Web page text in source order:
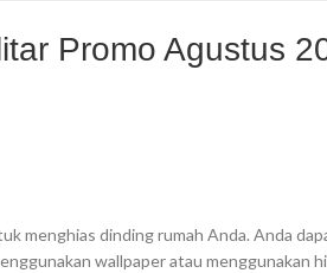
Promo Agustus
menghias dinding rumah Anda. Anda
wallpaper atau menggunakan